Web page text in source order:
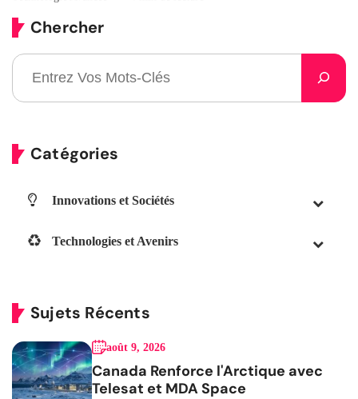
Chercher
Catégories
Innovations et Sociétés
Technologies et Avenirs
Sujets Récents
août 9, 2026
Canada Renforce l'Arctique avec
Telesat et MDA Space